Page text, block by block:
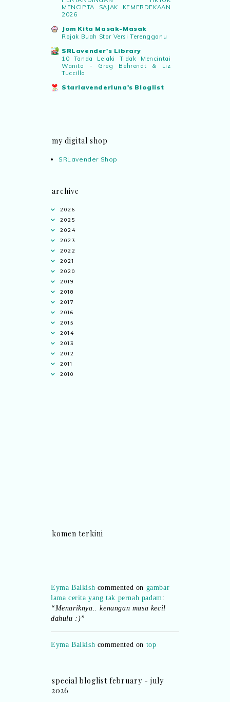
MENCIPTA SAJAK KEMERDEKAAN
2026
Jom Kita Masak-Masak
Rojak Buah Stor Versi Terengganu
SRLavender's Library
10 Tanda Lelaki Tidak Mencintai
Wanita - Greg Behrendt & Liz
Tuccillo
Starlavenderluna's Bloglist
my digital shop
SRLavender Shop
archive
2026
2025
2024
2023
2022
2021
2020
2019
2018
2017
2016
2015
2014
2013
2012
2011
2010
komen terkini
lama cerita yang tak pernah padam:
“Menariknya.. kenangan masa kecil
dahulu :)”
commentator bulan februari sehingga
Shikin Razalicommented on
top
special bloglist february - july
2026